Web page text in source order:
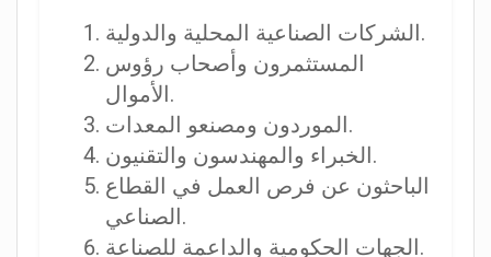
الشركات الصناعية المحلية والدولية.
المستثمرون وأصحاب رؤوس
الأموال.
الموردون ومصنعو المعدات.
الخبراء والمهندسون والتقنيون.
الباحثون عن فرص العمل في القطاع
الصناعي.
الجهات الحكومية والداعمة للصناعة.